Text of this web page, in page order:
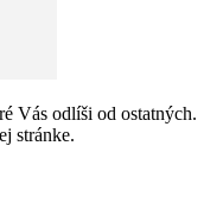
Vás odlíši od ostatných.
stránke.